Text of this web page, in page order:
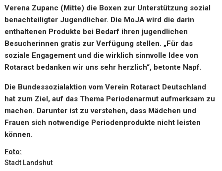
Verena Zupanc (Mitte) die Boxen zur Unterstützung sozial
benachteiligter Jugendlicher. Die MoJA wird die darin
enthaltenen Produkte bei Bedarf ihren jugendlichen
Besucherinnen gratis zur Verfügung stellen. „Für das
soziale Engagement und die wirklich sinnvolle Idee von
Rotaract bedanken wir uns sehr herzlich“, betonte Napf.
Die Bundessozialaktion vom Verein Rotaract Deutschland
hat zum Ziel, auf das Thema Periodenarmut aufmerksam zu
machen. Darunter ist zu verstehen, dass Mädchen und
Frauen sich notwendige Periodenprodukte nicht leisten
können.
Foto:
Stadt Landshut